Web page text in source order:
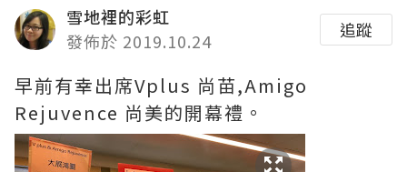
雪地裡的彩虹
發佈於 2019.10.24
追蹤
早前有幸出席Vplus 尚苗,Amigo
Rejuvence 尚美的開幕禮。